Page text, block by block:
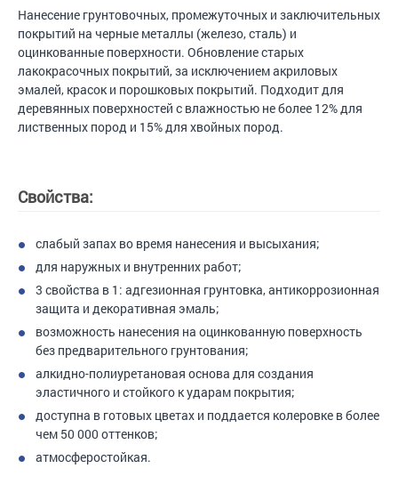
Нанесение грунтовочных, промежуточных и заключительных
покрытий на черные металлы (железо, сталь) и
оцинкованные поверхности. Обновление старых
лакокрасочных покрытий, за исключением акриловых
эмалей, красок и порошковых покрытий. Подходит для
деревянных поверхностей с влажностью не более 12% для
лиственных пород и 15% для хвойных пород.
Свойства:
cлабый запах во время нанесения и высыхания;
для наружных и внутренних работ;
3 свойства в 1: адгезионная грунтовка, антикоррозионная
защита и декоративная эмаль;
возможность нанесения на оцинкованную поверхность
без предварительного грунтования;
алкидно-полиуретановая основа для создания
эластичного и стойкого к ударам покрытия;
доступна в готовых цветах и поддается колеровке в более
чем 50 000 оттенков;
атмосферостойкая.